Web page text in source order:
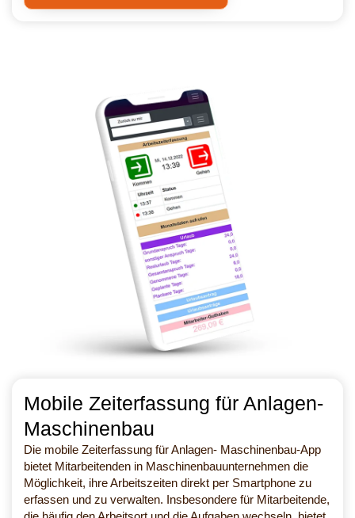
Mobile Zeiterfassung für Anlagen-
Maschinenbau
Die mobile Zeiterfassung für Anlagen- Maschinenbau-App
bietet Mitarbeitenden in Maschinenbauunternehmen die
Möglichkeit, ihre Arbeitszeiten direkt per Smartphone zu
erfassen und zu verwalten. Insbesondere für Mitarbeitende,